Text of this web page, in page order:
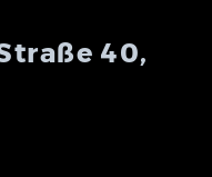
40,